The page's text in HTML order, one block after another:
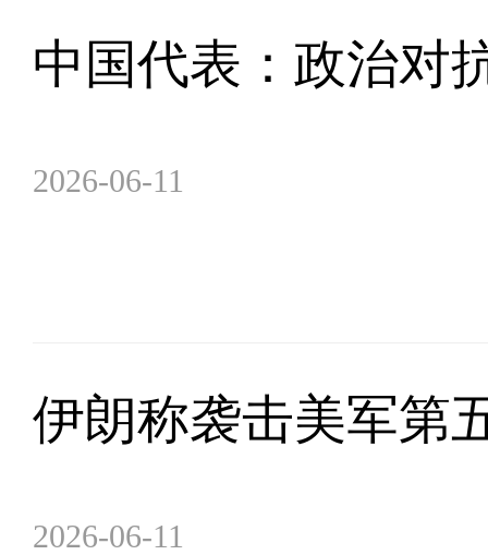
中国代表：政治对
2026-06-11
伊朗称袭击美军第
2026-06-11